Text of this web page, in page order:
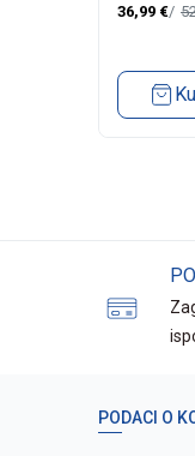
36,99 €
PODACI O